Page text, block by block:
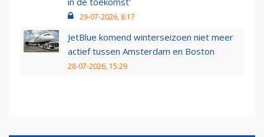
29-07-2026, 8:17
JetBlue komend winterseizoen niet meer
actief tussen Amsterdam en Boston
28-07-2026, 15:29